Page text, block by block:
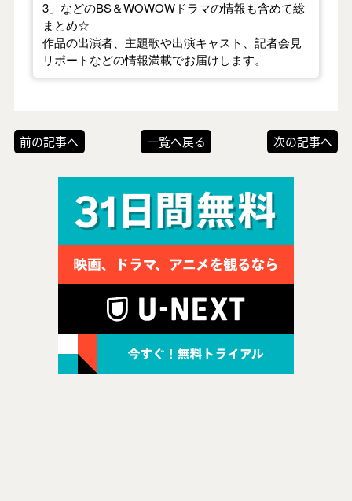
3」などのBS＆WOWOWドラマの情報も含めて総
まとめ☆
作品の出演者、主題歌や出演キャスト、記者会見
リポートなどの情報満載でお届けします。
前の記事へ 一覧へ戻る 次の記事へ